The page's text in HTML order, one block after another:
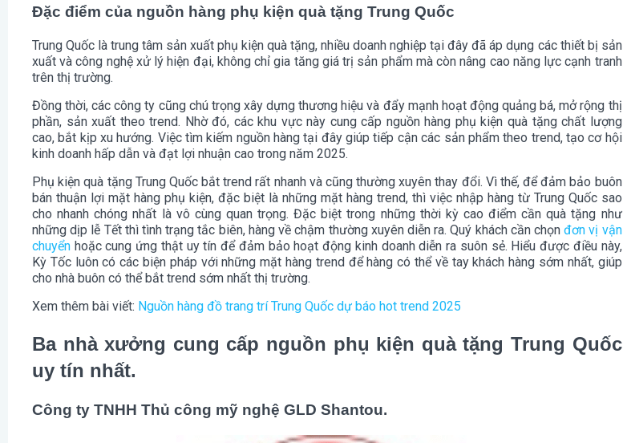
Đặc điểm của nguồn hàng phụ kiện quà tặng Trung Quốc
Trung Quốc là trung tâm sản xuất phụ kiện quà tặng, nhiều doanh nghiệp tại đây đã áp dụng các thiết bị sản
xuất và công nghệ xử lý hiện đại, không chỉ gia tăng giá trị sản phẩm mà còn nâng cao năng lực cạnh tranh
trên thị trường.
Đồng thời, các công ty cũng chú trọng xây dựng thương hiệu và đẩy mạnh hoạt động quảng bá, mở rộng thị
phần, sản xuất theo trend. Nhờ đó, các khu vực này cung cấp nguồn hàng phụ kiện quà tặng chất lượng
cao, bắt kịp xu hướng. Việc tìm kiếm nguồn hàng tại đây giúp tiếp cận các sản phẩm theo trend, tạo cơ hội
kinh doanh hấp dẫn và đạt lợi nhuận cao trong năm 2025.
Phụ kiện quà tặng Trung Quốc bắt trend rất nhanh và cũng thường xuyên thay đổi. Vì thế, để đảm bảo buôn
bán thuận lợi mặt hàng phụ kiện, đặc biệt là những mặt hàng trend, thì việc nhập hàng từ Trung Quốc sao
cho nhanh chóng nhất là vô cùng quan trọng. Đặc biệt trong những thời kỳ cao điểm cần quà tặng như
những dịp lễ Tết thì tình trạng tắc biên, hàng về chậm thường xuyên diễn ra. Quý khách cần chọnđơn vị vận
chuyển hoặc cung ứng thật uy tín để đảm bảo hoạt động kinh doanh diễn ra suôn sẻ. Hiểu được điều này,
Kỳ Tốc luôn có các biện pháp với những mặt hàng trend để hàng có thể về tay khách hàng sớm nhất, giúp
cho nhà buôn có thể bắt trend sớm nhất thị trường.
Xem thêm bài viết: Nguồn hàng đồ trang trí Trung Quốc dự báo hot trend 2025
Ba nhà xưởng cung cấp nguồn phụ kiện quà tặng Trung Quốc
uy tín nhất.
Công ty TNHH Thủ công mỹ nghệ GLD Shantou.